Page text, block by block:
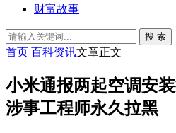
财富故事
搜 索
首页 百科资讯文章正文
小米通报两起空调安
涉事工程师永久拉黑